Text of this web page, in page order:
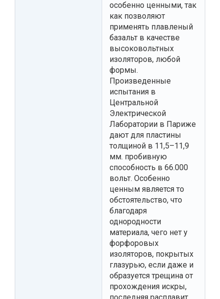
особенно ценными, так
как позволяют
применять плавленый
базальт в качестве
высоковольтных
изоляторов, любой
формы.
Произведенные
испытания в
Центральной
Электрической
Лаборатории в Париже
дают для пластины
толщиной в 11,5–11,9
мм. пробивную
способность в 66.000
вольт. Особенно
ценным является то
обстоятельство, что
благодаря
однородности
материала, чего нет у
форфоровых
изоляторов, покрытых
глазурью, если даже и
образуется трещина от
прохождения искры,